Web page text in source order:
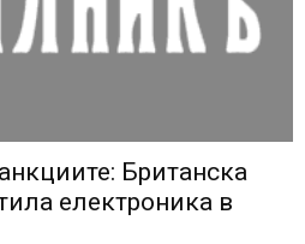
Британска
електроника в